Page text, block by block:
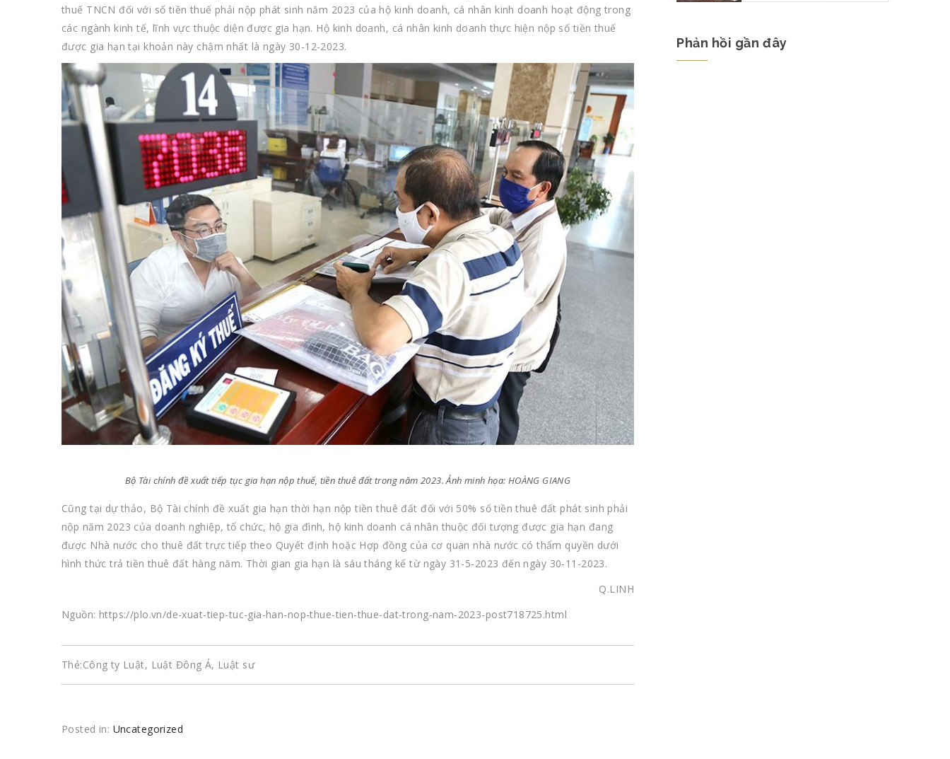
thuế TNCN đối với số tiền thuế phải nộp phát sinh năm 2023 của hộ kinh doanh, cá nhân kinh doanh hoạt động trong
các ngành kinh tế, lĩnh vực thuộc diện được gia hạn. Hộ kinh doanh, cá nhân kinh doanh thực hiện nộp số tiền thuế
được gia hạn tại khoản này chậm nhất là ngày 30-12-2023.
Bộ Tài chính đề xuất tiếp tục gia hạn nộp thuế, tiền thuê đất trong năm 2023. Ảnh minh họa: HOÀNG GIANG
Cũng tại dự thảo, Bộ Tài chính đề xuất gia hạn thời hạn nộp tiền thuê đất đối với 50% số tiền thuê đất phát sinh phải
nộp năm 2023 của doanh nghiệp, tổ chức, hộ gia đình, hộ kinh doanh cá nhân thuộc đối tượng được gia hạn đang
được Nhà nước cho thuê đất trực tiếp theo Quyết định hoặc Hợp đồng của cơ quan nhà nước có thẩm quyền dưới
hình thức trả tiền thuê đất hàng năm. Thời gian gia hạn là sáu tháng kể từ ngày 31-5-2023 đến ngày 30-11-2023.
Q.LINH
Nguồn: https://plo.vn/de-xuat-tiep-tuc-gia-han-nop-thue-tien-thue-dat-trong-nam-2023-post718725.html
Thẻ:Công ty Luật, Luật Đông Á, Luật sư
Posted in: Uncategorized
Phản hồi gần đây